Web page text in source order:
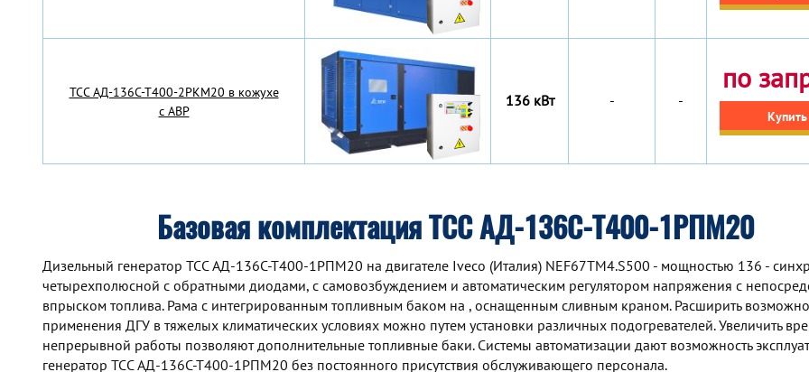
TCC АД-136С-Т400-2РКМ20 в кожухе
с АВР
136 кВт - -
по
Купить
Базовая комплектация ТСС АД-136С-Т400-1РПМ20
Дизельный генератор TCC АД-136С-Т400-1РПМ20 на двигателе Iveco (Италия) NEF67TM4.S500 - мощностью 136 -
четырехполюсной с обратными диодами, с самовозбуждением и автоматическим регулятором напряжения с
впрыском топлива. Рама с интегрированным топливным баком на , оснащенным сливным краном. Расширить
применения ДГУ в тяжелых климатических условиях можно путем установки различных подогревателей. Увеличить
непрерывной работы позволяют дополнительные топливные баки. Системы автоматизации дают возможность
генератор TCC АД-136С-Т400-1РПМ20 без постоянного присутствия обслуживающего персонала.